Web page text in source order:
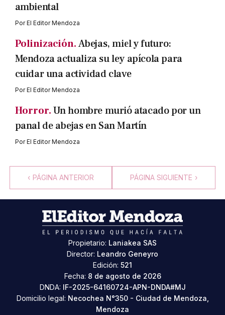
ambiental
PorEl Editor Mendoza
Polinización.Abejas, miel y futuro:
Mendoza actualiza su ley apícola para
cuidar una actividad clave
PorEl Editor Mendoza
Horror.Un hombre murió atacado por un
panal de abejas en San Martín
PorEl Editor Mendoza
‹ PÁGINA ANTERIOR PÁGINA SIGUIENTE ›
Propietario: Laniakea SAS
Director: Leandro Geneyro
Edición: 521
Fecha: 8 de agosto de 2026
DNDA: IF-2025-64160724-APN-DNDA#MJ
Domicilio legal: Necochea N°350 - Ciudad de Mendoza,
Mendoza